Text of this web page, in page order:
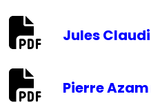
Jules
Pierre